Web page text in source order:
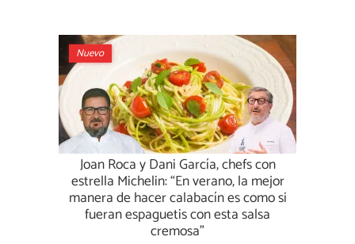
Nuevo
Joan Roca y Dani García, chefs con
estrella Michelin: “En verano, la mejor
manera de hacer calabacín es como si
fueran espaguetis con esta salsa
cremosa”